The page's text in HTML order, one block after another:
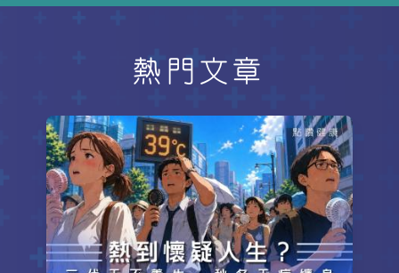
脫髮問題。頭髮的健康，從了解自己
熱門文章